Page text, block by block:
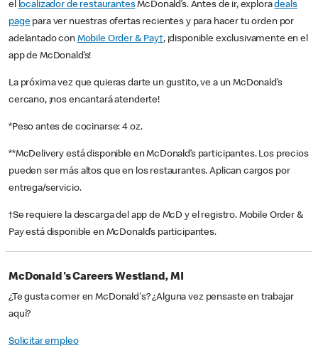
el localizador de restaurantesMcDonald’s. Antes de ir, exploradeals
pagepara ver nuestras ofertas recientes y para hacer tu orden por
adelantado con Mobile Order & Pay†, ¡disponible exclusivamente en el
app de McDonald’s!
La próxima vez que quieras darte un gustito, ve a un McDonald’s
cercano, ¡nos encantará atenderte!
*Peso antes de cocinarse: 4 oz.
**McDelivery está disponible en McDonald’s participantes. Los precios
pueden ser más altos que en los restaurantes. Aplican cargos por
entrega/servicio.
†Se requiere la descarga del app de McD y el registro. Mobile Order &
Pay está disponible en McDonald’s participantes.
McDonald's Careers Westland, MI
¿Te gusta comer en McDonald's? ¿Alguna vez pensaste en trabajar
aquí?
Solicitar empleo